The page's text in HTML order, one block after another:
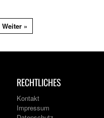
Weiter »
RECHTLICHES
Kontakt
Impressum